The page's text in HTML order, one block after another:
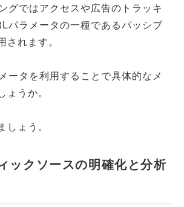
グではアクセスや広告のトラッキ
パラメータの一種であるパッシブ
れます。
ータを利用することで具体的なメ
ょうか。
ょう。
ックソースの明確化と分析